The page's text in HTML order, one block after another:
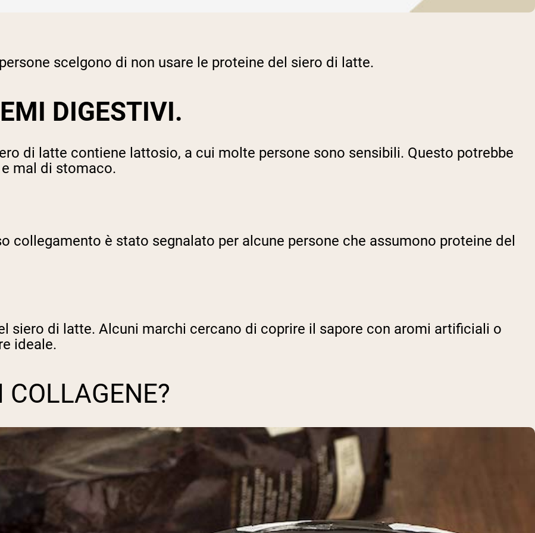
scelgono di non usare le proteine del siero di latte.
DIGESTIVI.
di latte contiene lattosio, a cui molte persone sono sensibili. Questo potrebbe
mal di stomaco.
collegamento è stato segnalato per alcune persone che assumono proteine del
siero di latte. Alcuni marchi cercano di coprire il sapore con aromi artificiali o
ideale.
COLLAGENE?